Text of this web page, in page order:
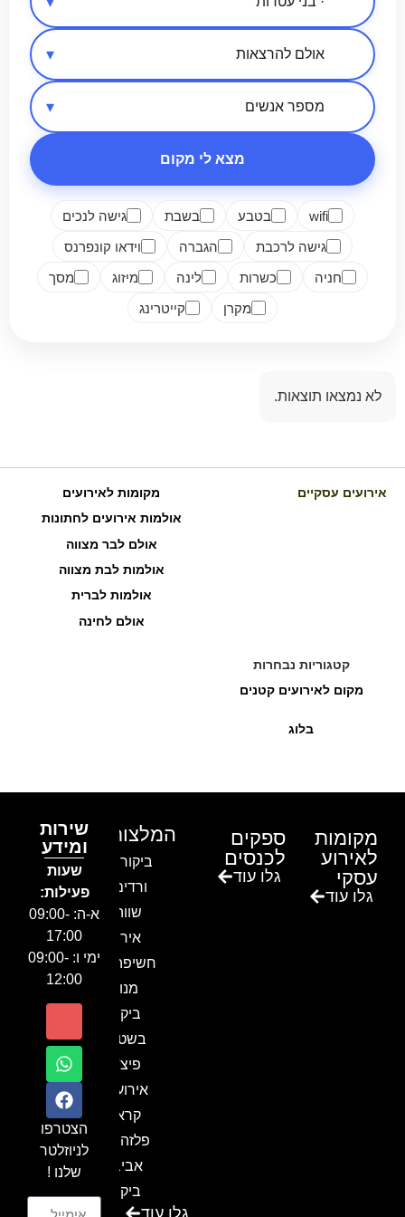
אזור בארץ
סיווג מקום
מספר אנשים
מצא לי מקום
wifi בטבע בשבת
גישה לנכים
גישה לרכבת
הגברה
וידאו קונפרנס
חניה
כשרות לינה מיזוג
מסך
מקרן
קייטרינג
לא נמצאו תוצאות.
אירועים עסקיים
מקומות לאירועים
אולמות אירועים לחתונות
אולם לבר מצווה
אולמות לבת מצווה
אולמות לברית
אולם לחינה
קטגוריות נבחרות
מקום לאירועים קטנים
בלוג
מקומות
לאירוע
עסקי
גלו עוד
ספקים
לכנסים
גלו עוד
המלצות
ביקור בגן
ורדים –
שווה!!
אירוע
חשיפה- זיו
מנור
ביקור
בשטח-
פיצ'ר
אירועים
קראון
פלזה תל
אביב-
ביקור
גלו עוד
שירות
ומידע
שעות
פעילות:
א-ה: 09:00-
17:00
ימי ו: 09:00-
12:00
הצטרפו
לניוזלטר
שלנו !